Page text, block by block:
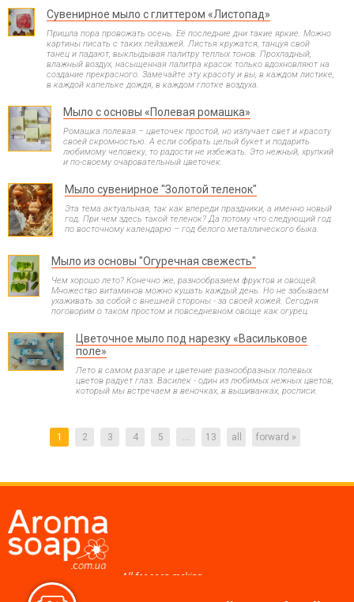
Сувенирное мыло с глиттером «Листопад»
Пришла пора провожать осень. Её последние дни такие яркие. Можно
картины писать с таких пейзажей. Листья кружатся, танцуя свой
танец и падают, выклыдывая палитру теплых тонов. Прохладный,
влажный воздух, насыщенная палитра красок только вдохновляют на
создание прекрасного. Замечайте эту красоту и вы, в каждом листике,
в каждой капельке дождя, в каждом глотке воздуха.
Мыло с основы «Полевая ромашка»
Ромашка полевая – цветочек простой, но излучает свет и красоту
своей скромностью. А если собрать целый букет и подарить
любимому человеку, то радости не избежать. Это нежный, хрупкий
и по-своему очаровательный цветочек.
Мыло сувенирное "Золотой теленок"
Эта тема актуальная, так как впереди праздники, а именно новый
год. При чем здесь такой теленок? Да потому что следующий год
по восточному календарю – год белого металлического быка.
Мыло из основы "Огуречная свежесть"
Чем хорошо лето? Конечно же, разнообразием фруктов и овощей.
Множество витаминов можно кушать каждый день. Но не забываем
ухаживать за собой с внешней стороны - за своей кожей. Сегодня
поговорим о таком простом и повседневном овоще как огурец.
Цветочное мыло под нарезку «Васильковое
поле»
Лето в самом разгаре и цветение разнообразных полевых
цветов радует глаз. Василек - один из любимых нежных цветов,
который мы встречаем в веночках, в вышиванках, росписи.
1 2 3 4 5 ... 13 all forward »
All for soap making,